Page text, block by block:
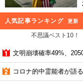
人気記事ランキング 更新
不思議ベスト10！
文明崩壊確率49%、
コロナ的中霊能者が語